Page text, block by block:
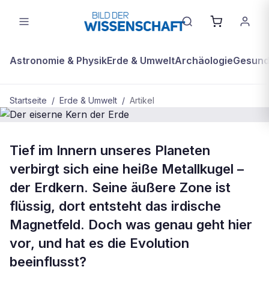
Astronomie & PhysikErde & UmweltArchäologie
Startseite / Erde & Umwelt / Artikel
BDW Plus ERDE & UMWELT
Der eiserne Kern der Erde
Tief im Innern unseres Planeten
verbirgt sich eine heiße Metallkugel –
der Erdkern. Seine äußere Zone ist
flüssig, dort entsteht das irdische
Magnetfeld. Doch was genau geht hier
vor, und hat es die Evolution
beeinflusst?